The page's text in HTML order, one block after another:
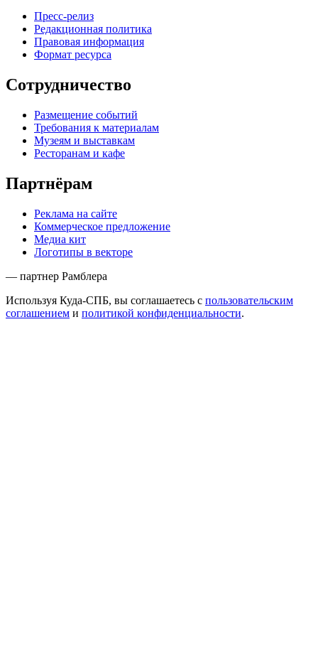
Пресс-релиз
Редакционная политика
Правовая информация
Формат ресурса
Сотрудничество
Размещение событий
Требования к материалам
Музеям и выставкам
Ресторанам и кафе
Партнёрам
Реклама на сайте
Коммерческое предложение
Медиа кит
Логотипы в векторе
— партнер Рамблера
Используя Куда-СПБ, вы соглашаетесь с пользовательским
соглашением и политикой конфиденциальности.